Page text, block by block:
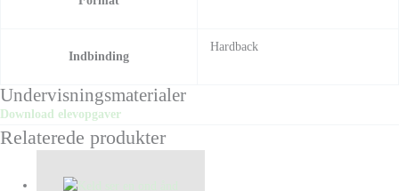
Indbinding
Hardback
Undervisningsmaterialer
Download elevopgaver
Relaterede produkter